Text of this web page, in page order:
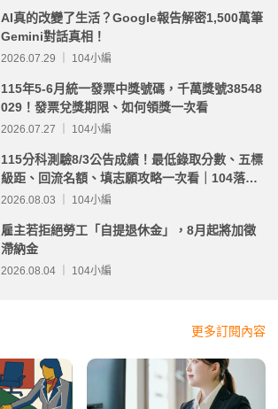
AI真的改變了生活？Google報告解密1,500萬筆
Gemini對話真相！
2026.07.29 ｜ 104小編
115年5-6月統一發票中獎號碼，千萬獎號38548
029！發票兌獎期限、如何領獎一次看
2026.07.27 ｜ 104小編
115分科測驗8/3公告成績！最低錄取分數、五標
級距、回流名額、填志願攻略一次看｜104落點
分析
2026.08.03 ｜ 104小編
雇主若拒絕勞工「自提退休金」，8月起將加徵
滯納金
2026.08.04 ｜ 104小編
更多訂閱內容